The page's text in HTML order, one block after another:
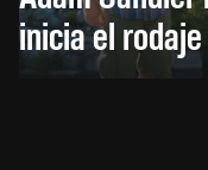
inicia el